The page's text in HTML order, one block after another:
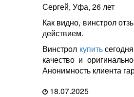
Сергей, Уфа, 26 лет
Как видно, винстрол
действием.
Винстрол купить
качество и
Анонимность клиента
18.07.2025